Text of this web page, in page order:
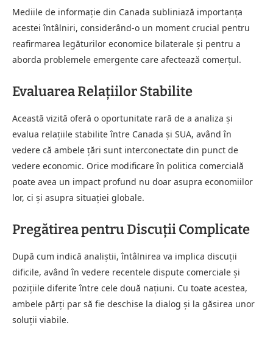
Mediile de informație din Canada subliniază importanța
acestei întâlniri, considerând-o un moment crucial pentru
reafirmarea legăturilor economice bilaterale și pentru a
aborda problemele emergente care afectează comerțul.
Evaluarea Relațiilor Stabilite
Această vizită oferă o oportunitate rară de a analiza și
evalua relațiile stabilite între Canada și SUA, având în
vedere că ambele țări sunt interconectate din punct de
vedere economic. Orice modificare în politica comercială
poate avea un impact profund nu doar asupra economiilor
lor, ci și asupra situației globale.
Pregătirea pentru Discuții Complicate
După cum indică analiștii, întâlnirea va implica discuții
dificile, având în vedere recentele dispute comerciale și
pozițiile diferite între cele două națiuni. Cu toate acestea,
ambele părți par să fie deschise la dialog și la găsirea unor
soluții viabile.